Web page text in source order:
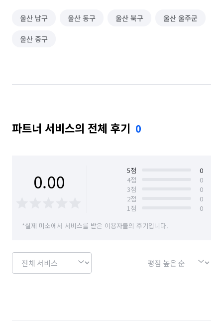
울산 남구 울산 동구 울산 북구 울산 울주군
울산 중구
파트너 서비스의 전체 후기 0
0.00 5점
0
4점
0
3점
0
2점
0
1점
0
*실제 미소에서 서비스를 받은 이용자들의 후기입니다.